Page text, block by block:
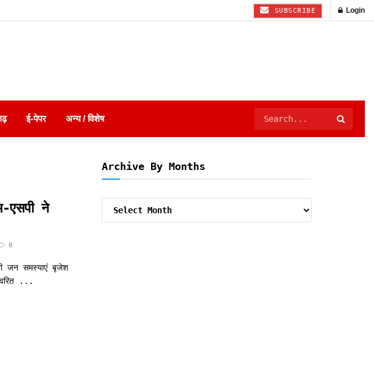
SUBSCRIBE Login
ई-पेपर अन्य / विशेष
एसपी ने
0
जन समस्याएं बृजेश
...
Archive By Months